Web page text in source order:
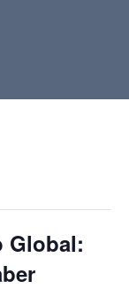
Global: